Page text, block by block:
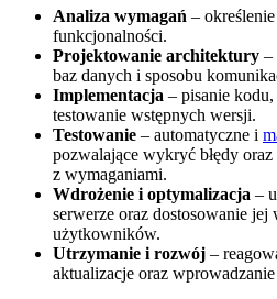
Analiza wymagań –
funkcjonalności.
Projektowanie architektury –
baz danych i sposobu
Implementacja – pisanie
testowanie wstępnych wersji.
Testowanie – automatyczne i
pozwalające wykryć błędy
z wymaganiami.
Wdrożenie i optymalizacja –
serwerze oraz dostosowanie
użytkowników.
Utrzymanie i rozwój –
aktualizacje oraz